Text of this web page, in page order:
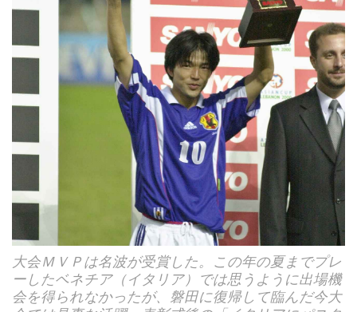
大会ＭＶＰは名波が受賞した。この年の夏までプレ
ーしたベネチア（イタリア）では思うように出場機
会を得られなかったが、磐田に復帰して臨んだ今大